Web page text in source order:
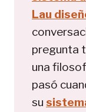
Lau
pregunta
una
pasó
su